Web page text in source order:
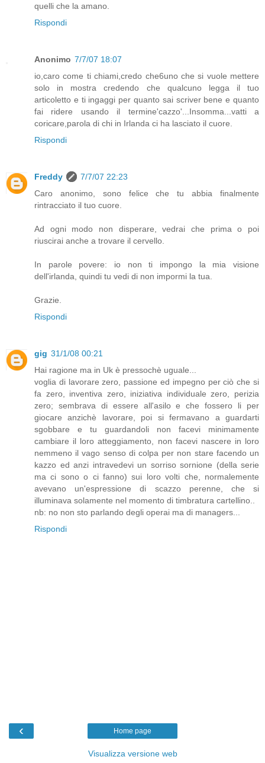
quelli che la amano.
Rispondi
Anonimo 7/7/07 18:07
io,caro come ti chiami,credo che6uno che si vuole mettere
solo in mostra credendo che qualcuno legga il tuo
articoletto e ti ingaggi per quanto sai scriver bene e quanto
fai ridere usando il termine'cazzo'...Insomma...vatti a
coricare,parola di chi in Irlanda ci ha lasciato il cuore.
Rispondi
Freddy
7/7/07 22:23
Caro anonimo, sono felice che tu abbia finalmente
rintracciato il tuo cuore.
Ad ogni modo non disperare, vedrai che prima o poi
riuscirai anche a trovare il cervello.
In parole povere: io non ti impongo la mia visione
dell'irlanda, quindi tu vedi di non impormi la tua.
Grazie.
Rispondi
gig 31/1/08 00:21
Hai ragione ma in Uk è pressochè uguale...
voglia di lavorare zero, passione ed impegno per ciò che si
fa zero, inventiva zero, iniziativa individuale zero, perizia
zero; sembrava di essere all'asilo e che fossero li per
giocare anzichè lavorare, poi si fermavano a guardarti
sgobbare e tu guardandoli non facevi minimamente
cambiare il loro atteggiamento, non facevi nascere in loro
nemmeno il vago senso di colpa per non stare facendo un
kazzo ed anzi intravedevi un sorriso sornione (della serie
ma ci sono o ci fanno) sui loro volti che, normalemente
avevano un'espressione di scazzo perenne, che si
illuminava solamente nel momento di timbratura cartellino..
nb: no non sto parlando degli operai ma di managers...
Rispondi
‹ Home page
Visualizza versione web